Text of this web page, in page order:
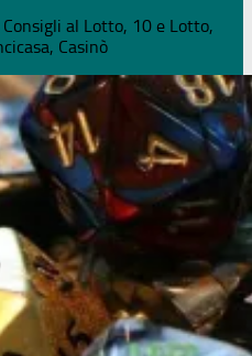
al Lotto, 10 e Lotto,
Casinò